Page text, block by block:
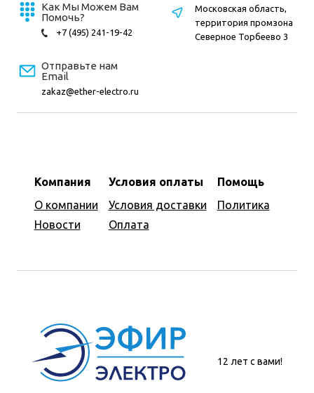
Как Мы Можем Вам
Помочь?
+7 (495) 241-19-42
Отправьте нам
Email
zakaz@ether-electro.ru
Компания
О компании
Новости
Условия оплаты
Условия доставки
Оплата
Помощь
Политика
Московская область,
территория промзона
Северное Торбеево 3
12 лет с вами!